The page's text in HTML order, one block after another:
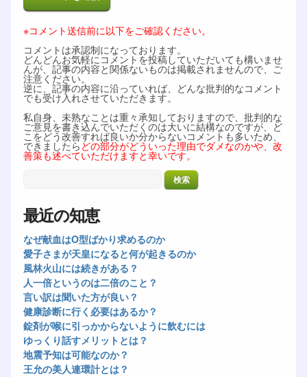
※コメント送信前に以下をご確認ください。
コメントは承認制になっております。
どんどんお気軽にコメントを投稿していただいても構いませ
んが、記事の内容と関係ないものは掲載されませんので、ご
注意ください。
逆に、記事の内容に沿っていれば、どんな批判的なコメント
でも受け入れさせていただきます。
私自身、未熟なことは重々承知しておりますので、批判的な
ご意見を書き込んでいただくのは大いに結構なのですが、ど
こをどう改善すれば良いか分からないコメントも多いため、
できましたら どの部分がどういった理由でダメなのかや、改
善策も述べていただけますと幸いです。
最近の知恵
なぜ献血はO型ばかり求めるのか
愛子さまが天皇になると何が起きるのか
風林火山には続きがある？
人一倍というのは二倍のこと？
言い訳は聞いた方が良い？
健康診断に行く必要はあるか？
錠剤が喉に引っかからないように飲むには
ゆっくり話すメリットとは？
地震予知は可能なのか？
王允の美人連環計とは？